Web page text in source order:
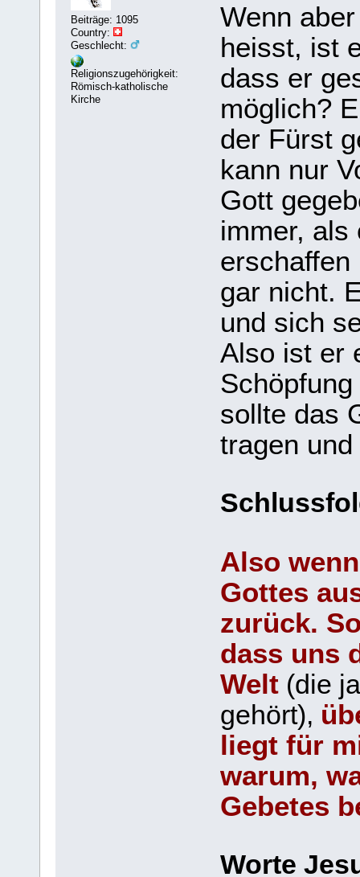
Beiträge: 1095
Country:
Geschlecht:
Religionszugehörigkeit:
Römisch-katholische
Kirche
Wenn
heisst, ist
dass er
möglich?
der Fürst
kann nur
Gott
immer, als
gar nicht.
und sich
Also ist er
sollte das
tragen
Also
Gottes
zurück.
dass uns
Welt(die
gehört),
liegt für
warum,
Gebetes
Worte